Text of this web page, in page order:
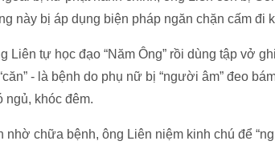
này bị áp dụng biện pháp ngăn chặn cấm đi
Liên tự học đạo “Năm Ông” rồi dùng tập vở
- là bệnh do phụ nữ bị “người âm” đeo
ngủ, khóc đêm.
nhờ chữa bệnh, ông Liên niệm kinh chú để